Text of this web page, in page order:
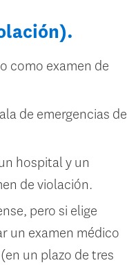
como examen de
de emergencias de
hospital y un
de violación.
pero si elige
un examen médico
un plazo de tres